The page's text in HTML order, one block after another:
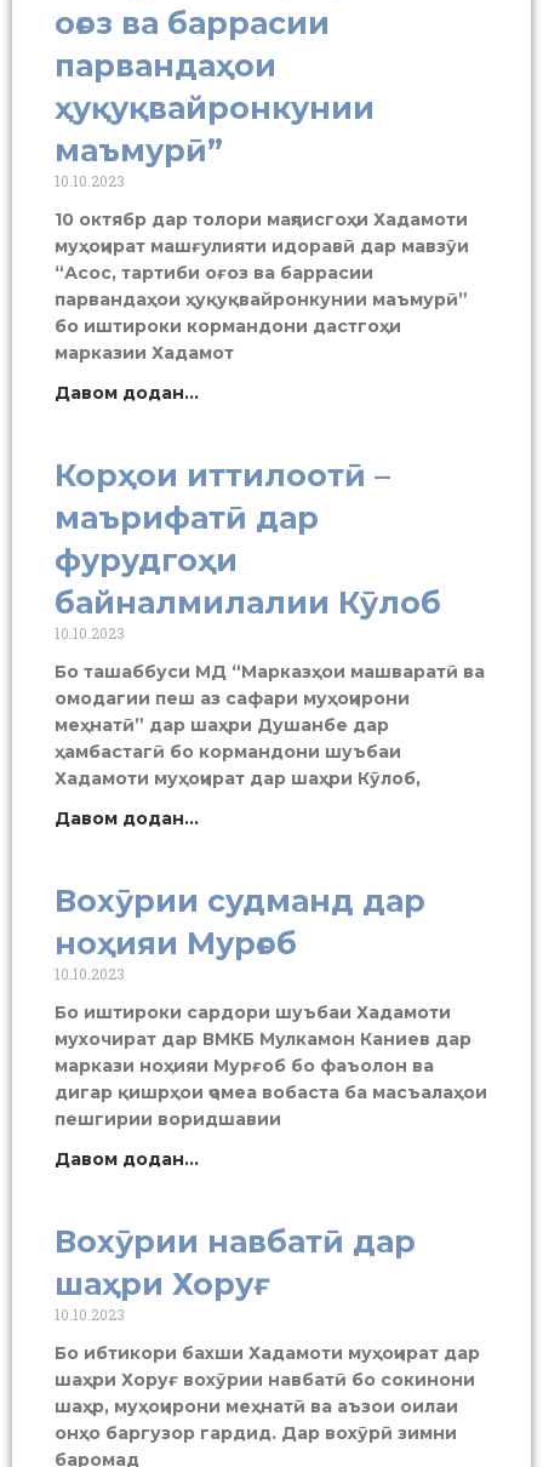
оғоз ва баррасии
парвандаҳои
ҳуқуқвайронкунии
маъмурӣ”
10.10.2023
10 октябр дар толори маҷлисгоҳи Хадамоти
муҳоҷират машғулияти идоравӣ дар мавзӯи
“Асос, тартиби оғоз ва баррасии
парвандаҳои ҳуқуқвайронкунии маъмурӣ”
бо иштироки кормандони дастгоҳи
марказии Хадамот
Давом додан...
Корҳои иттилоотӣ –
маърифатӣ дар
фурудгоҳи
байналмилалии Кӯлоб
10.10.2023
Бо ташаббуси МД “Марказҳои машваратӣ ва
омодагии пеш аз сафари муҳоҷирони
меҳнатӣ” дар шаҳри Душанбе дар
ҳамбастагӣ бо кормандони шуъбаи
Хадамоти муҳоҷират дар шаҳри Кӯлоб,
Давом додан...
Вохӯрии судманд дар
ноҳияи Мурғоб
10.10.2023
Бо иштироки сардори шуъбаи Хадамоти
мухочират дар ВМКБ Мулкамон Каниев дар
маркази ноҳияи Мурғоб бо фаъолон ва
дигар қишрҳои ҷомеа вобаста ба масъалаҳои
пешгирии воридшавии
Давом додан...
Вохӯрии навбатӣ дар
шаҳри Хоруғ
10.10.2023
Бо ибтикори бахши Хадамоти муҳоҷират дар
шаҳри Хоруғ вохӯрии навбатӣ бо сокинони
шаҳр, муҳоҷирони меҳнатӣ ва аъзои оилаи
онҳо баргузор гардид. Дар вохӯрӣ зимни
баромад